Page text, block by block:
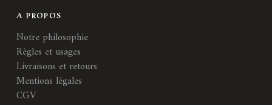
A PROPOS
Notre philosophie
Règles et usages
Livraisons et retours
Mentions légales
CGV